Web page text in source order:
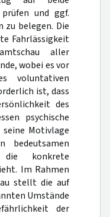
und ggf.
belegen. Die
Fahrlässigkeit
aller
wobei es vor
voluntativen
ist, dass
des
psychische
Motivlage
bedeutsamen
konkrete
Im Rahmen
stellt die auf
Umstände
der